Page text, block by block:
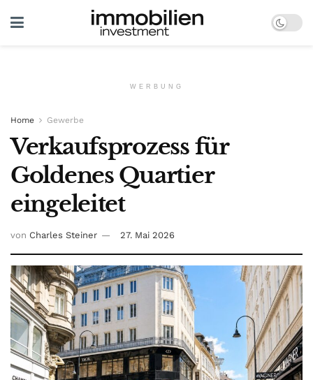
WERBUNG
Home Gewerbe
Verkaufsprozess für
Goldenes Quartier
eingeleitet
von Charles Steiner 27. Mai 2026